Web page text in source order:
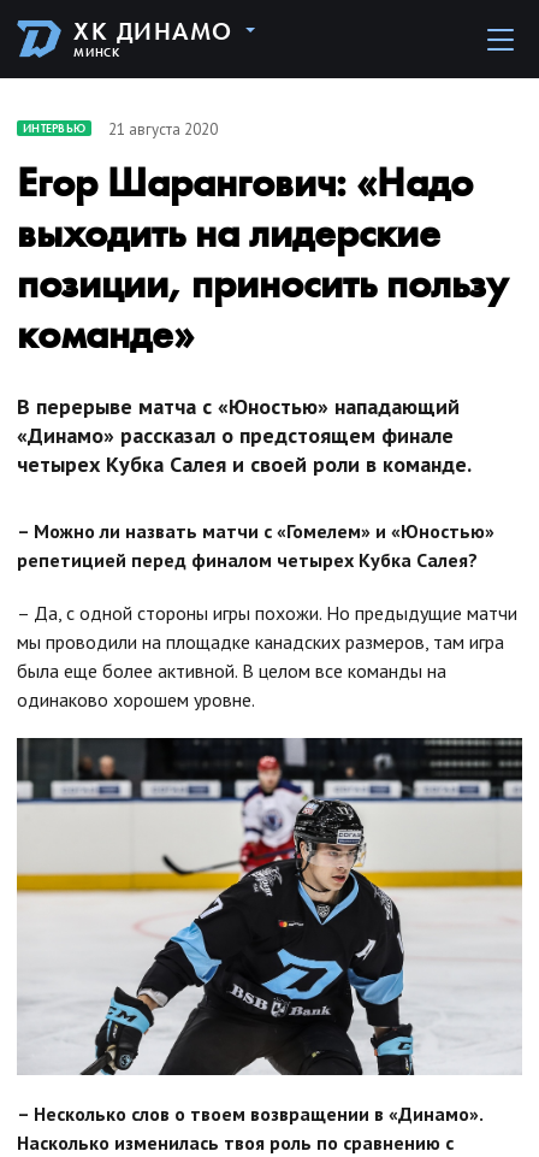
ХК ДИНАМО
МИНСК
ИНТЕРВЬЮ 21 августа 2020
Егор Шарангович: «Надо
выходить на лидерские
позиции, приносить пользу
команде»
В перерыве матча с «Юностью» нападающий
«Динамо» рассказал о предстоящем финале
четырех Кубка Салея и своей роли в команде.
– Можно ли назвать матчи с «Гомелем» и «Юностью»
репетицией перед финалом четырех Кубка Салея?
– Да, с одной стороны игры похожи. Но предыдущие матчи
мы проводили на площадке канадских размеров, там игра
была еще более активной. В целом все команды на
одинаково хорошем уровне.
– Несколько слов о твоем возвращении в «Динамо».
Насколько изменилась твоя роль по сравнению с